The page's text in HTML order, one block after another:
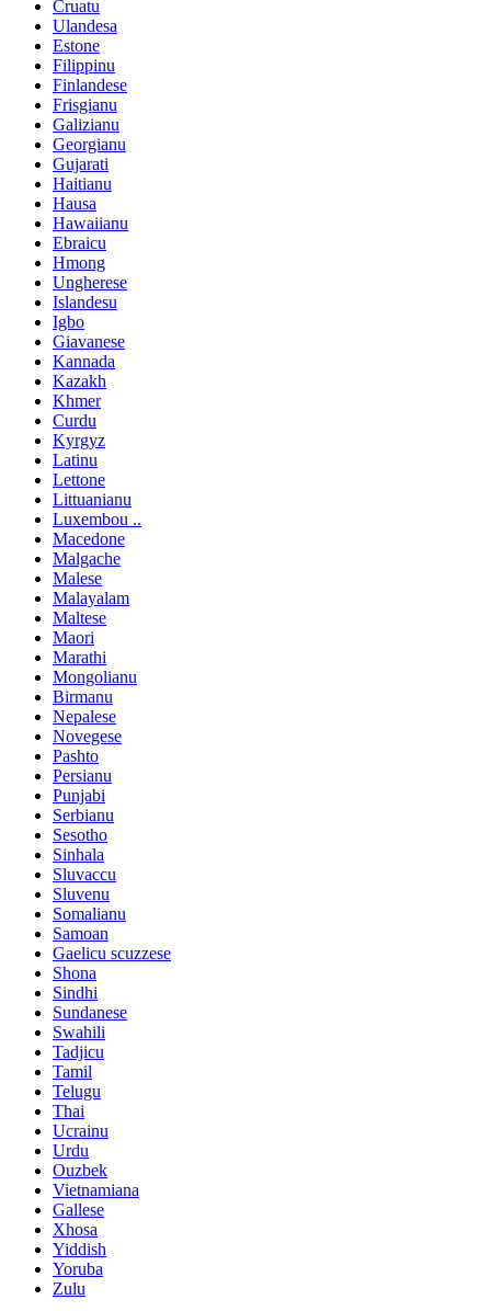
Cruatu
Ulandesa
Estone
Filippinu
Finlandese
Frisgianu
Galizianu
Georgianu
Gujarati
Haitianu
Hausa
Hawaiianu
Ebraicu
Hmong
Ungherese
Islandesu
Igbo
Giavanese
Kannada
Kazakh
Khmer
Curdu
Kyrgyz
Latinu
Lettone
Littuanianu
Luxembou ..
Macedone
Malgache
Malese
Malayalam
Maltese
Maori
Marathi
Mongolianu
Birmanu
Nepalese
Novegese
Pashto
Persianu
Punjabi
Serbianu
Sesotho
Sinhala
Sluvaccu
Sluvenu
Somalianu
Samoan
Gaelicu scuzzese
Shona
Sindhi
Sundanese
Swahili
Tadjicu
Tamil
Telugu
Thai
Ucrainu
Urdu
Ouzbek
Vietnamiana
Gallese
Xhosa
Yiddish
Yoruba
Zulu